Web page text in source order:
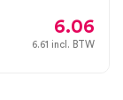
6.06
6.61 incl. BTW